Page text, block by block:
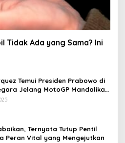
Tidak Ada yang Sama? Ini
Temui Presiden Prabowo di
Jelang MotoGP Mandalika
Ternyata Tutup Pentil
Peran Vital yang Mengejutkan